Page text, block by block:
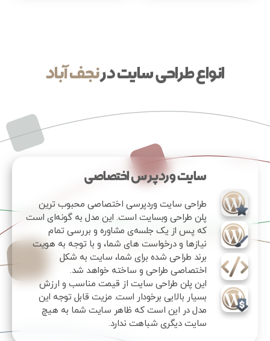
انواع طراحی سایت درنجف آباد
سایت وردپرس اختصاصی
طراحی سایت وردپرسی اختصاصی محبوب ترین
پلن طراحی وبسایت است. این مدل به گونه‌ای است
که پس از یک جلسه‌ی مشاوره و بررسی تمام
نیازها و درخواست های شما، و با توجه به هویت
برند طراحی شده برای شما، سایت به شکل
اختصاصی طراحی و ساخته خواهد شد.
این پلن طراحی سایت از قیمت مناسب و ارزش
بسیار بالایی برخودار است. مزیت قابل توجه این
مدل در این است که ظاهر سایت شما به هیچ
سایت دیگری شباهت ندارد.